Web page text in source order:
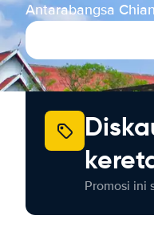
Antarabangsa
Promosi ini